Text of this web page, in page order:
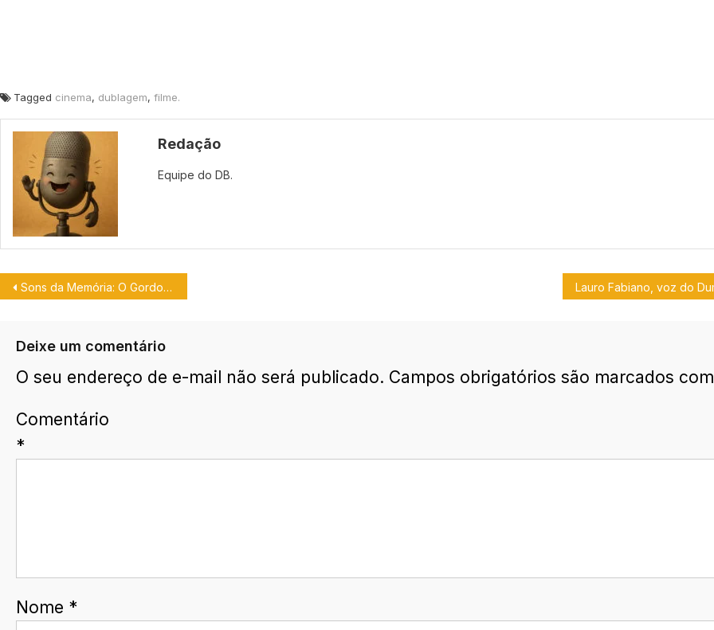
Tagged cinema, dublagem, filme.
Redação
Equipe do DB.
Sons da Memória: O Gordo e o Magro.
Deixe um comentário
O seu endereço de e-mail não será publicado. Campos obrigatórios são marcados com
Comentário
*
Nome *